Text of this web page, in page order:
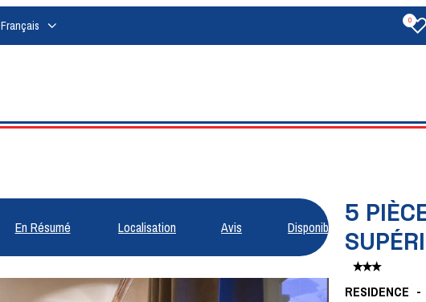
Français 0
En Résumé Localisation Avis Disponibilités5
RESIDENCE